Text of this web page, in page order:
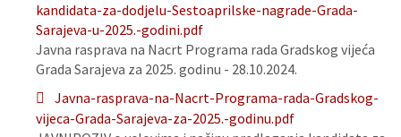
kandidata-za-dodjelu-Sestoaprilske-nagrade-Grada-
Sarajeva-u-2025.-godini.pdf
Javna rasprava na Nacrt Programa rada Gradskog vijeća
Grada Sarajeva za 2025. godinu - 28.10.2024.
Javna-rasprava-na-Nacrt-Programa-rada-Gradskog-
vijeca-Grada-Sarajeva-za-2025.-godinu.pdf